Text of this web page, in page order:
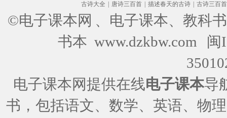
古诗大全
唐诗三百首 描述春天的古诗 古诗三百首
©电子课本网 、电子课本、教科
书本 www.dzkbw.com
闽
电子课本网提供在线电子课本导
书，包括语文、数学、英语、物